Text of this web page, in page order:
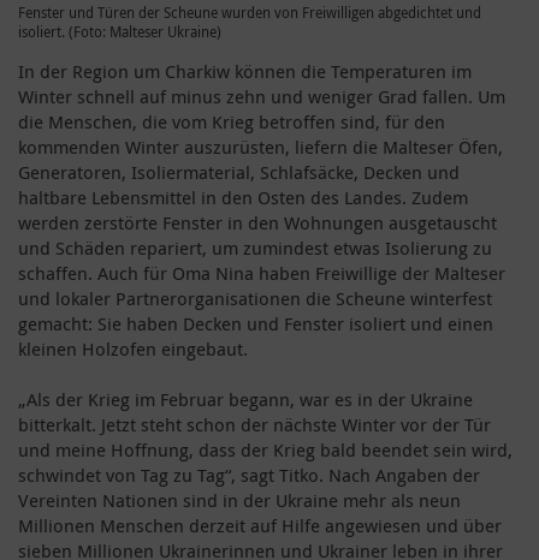
Fenster und Türen der Scheune wurden von Freiwilligen abgedichtet und
isoliert. (Foto: Malteser Ukraine)
In der Region um Charkiw können die Temperaturen im
Winter schnell auf minus zehn und weniger Grad fallen. Um
die Menschen, die vom Krieg betroffen sind, für den
kommenden Winter auszurüsten, liefern die Malteser Öfen,
Generatoren, Isoliermaterial, Schlafsäcke, Decken und
haltbare Lebensmittel in den Osten des Landes. Zudem
werden zerstörte Fenster in den Wohnungen ausgetauscht
und Schäden repariert, um zumindest etwas Isolierung zu
schaffen. Auch für Oma Nina haben Freiwillige der Malteser
und lokaler Partnerorganisationen die Scheune winterfest
gemacht: Sie haben Decken und Fenster isoliert und einen
kleinen Holzofen eingebaut.
„Als der Krieg im Februar begann, war es in der Ukraine
bitterkalt. Jetzt steht schon der nächste Winter vor der Tür
und meine Hoffnung, dass der Krieg bald beendet sein wird,
schwindet von Tag zu Tag“, sagt Titko. Nach Angaben der
Vereinten Nationen sind in der Ukraine mehr als neun
Millionen Menschen derzeit auf Hilfe angewiesen und über
sieben Millionen Ukrainerinnen und Ukrainer leben in ihrer